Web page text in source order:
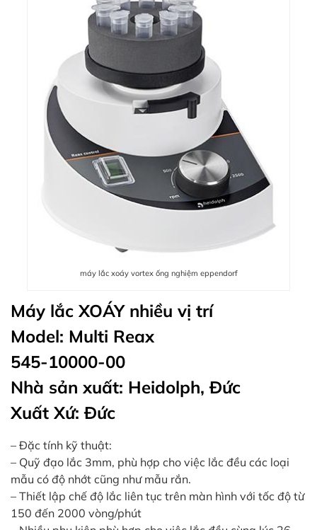
máy lắc xoáy vortex ống nghiệm eppendorf
Máy lắc XOÁY nhiều vị trí
Model: Multi Reax
545-10000-00
Nhà sản xuất: Heidolph, Đức
Xuất Xứ: Đức
– Đặc tính kỹ thuật:
– Quỹ đạo lắc 3mm, phù hợp cho việc lắc đều các loại
mẫu có độ nhớt cũng như mẫu rắn.
– Thiết lập chế độ lắc liên tục trên màn hình với tốc độ từ
150 đến 2000 vòng/phút